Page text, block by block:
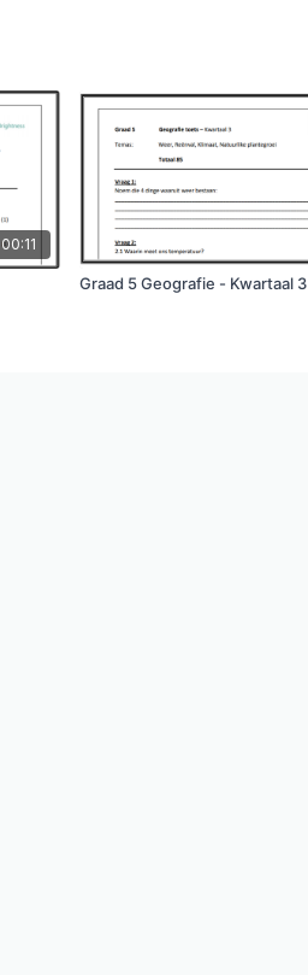
00:11
Graad 5 Geografie - Kwartaal 3